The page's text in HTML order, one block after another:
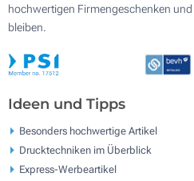
hochwertigen Firmengeschenken
bleiben.
Ideen und Tipps
Besonders hochwertige Artikel
Drucktechniken im Überblick
Express-Werbeartikel